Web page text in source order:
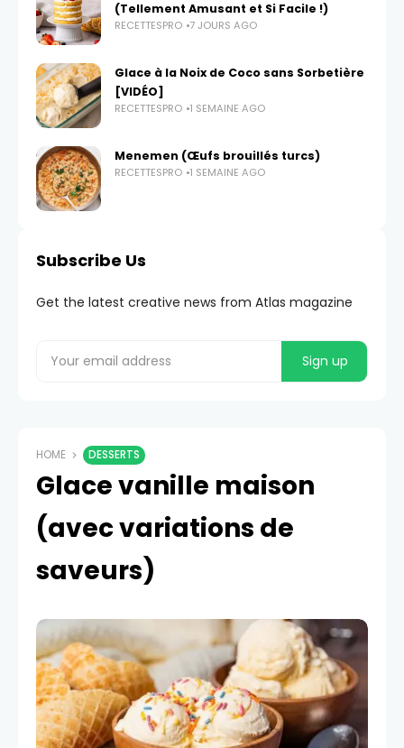
(Tellement Amusant et Si Facile !)
RECETTESPRO 7 JOURS AGO
Glace à la Noix de Coco sans Sorbetière
[VIDÉO]
RECETTESPRO 1 SEMAINE AGO
Menemen (Œufs brouillés turcs)
RECETTESPRO 1 SEMAINE AGO
Subscribe Us
Get the latest creative news from Atlas magazine
HOME DESSERTS
Glace vanille maison
(avec variations de
saveurs)